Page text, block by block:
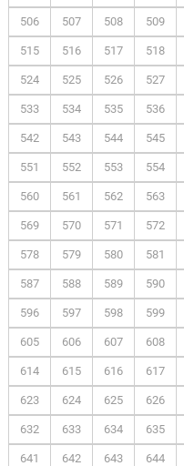
506 507 508 509
515 516 517 518
524 525 526 527
533 534 535 536
542 543 544 545
551 552 553 554
560 561 562 563
569 570 571 572
578 579 580 581
587 588 589 590
596 597 598 599
605 606 607 608
614 615 616 617
623 624 625 626
632 633 634 635
641 642 643 644